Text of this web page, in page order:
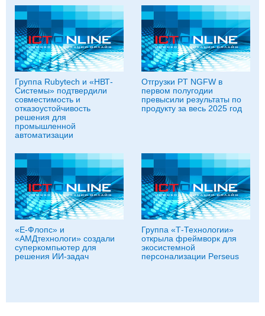
Группа Rubytech и «НВТ-
Системы» подтвердили
совместимость и
отказоустойчивость
решения для
промышленной
автоматизации
Отгрузки PT NGFW в
первом полугодии
превысили результаты по
продукту за весь 2025 год
«Е-Флопс» и
«АМДтехнологи» создали
суперкомпьютер для
решения ИИ-задач
Группа «Т‑Технологии»
открыла фреймворк для
экосистемной
персонализации Perseus